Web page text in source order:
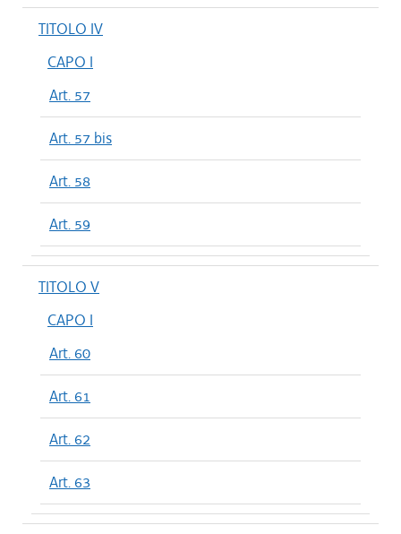
TITOLO IV
CAPO I
Art. 57
Art. 57 bis
Art. 58
Art. 59
TITOLO V
CAPO I
Art. 60
Art. 61
Art. 62
Art. 63